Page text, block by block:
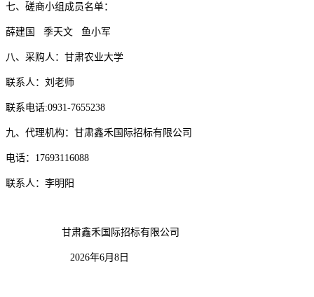
七、 磋商小组成员名单：
薛建国 季天文 鱼小军
八、 采购人： 甘肃农业大学
联系人： 刘 老师
联系电话:0931-7655238
九、代理机构： 甘肃鑫禾国际招标有限公司
电话： 17693116088
联系人： 李明阳
甘肃鑫禾国际招标有限公司
2026年6月 8 日